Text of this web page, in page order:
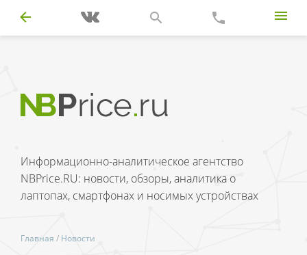
Информационно-аналитическое агентство
NBPrice.RU: новости, обзоры, аналитика о
лаптопах, смартфонах и носимых устройствах
Главная / Новости